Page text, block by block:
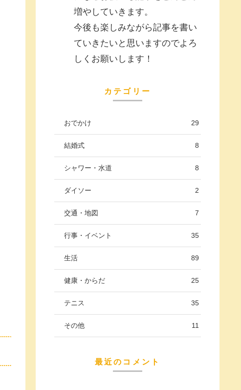
増やしていきます。
今後も楽しみながら記事を書い
ていきたいと思いますのでよろ
しくお願いします！
カテゴリー
おでかけ 29
結婚式 8
シャワー・水道 8
ダイソー 2
交通・地図 7
行事・イベント 35
生活 89
健康・からだ 25
テニス 35
その他 11
最近のコメント